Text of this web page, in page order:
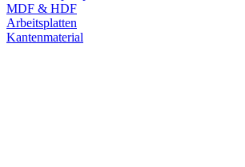
MDF & HDF
Arbeitsplatten
Kantenmaterial